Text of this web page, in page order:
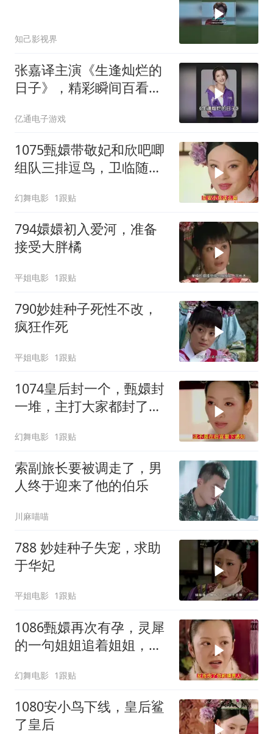
知己影视界
张嘉译主演《生逢灿烂的
日子》，精彩瞬间百看不
亿通电子游戏
1075甄嬛带敬妃和欣吧唧
组队三排逗鸟，卫临随行
幻舞电影 1跟贴
794嬛嬛初入爱河，准备
接受大胖橘
平姐电影 1跟贴
790妙娃种子死性不改，
疯狂作死
平姐电影 1跟贴
1074皇后封一个，甄嬛封
一堆，主打大家都封了等
幻舞电影 1跟贴
索副旅长要被调走了，男
人终于迎来了他的伯乐
川麻喵喵
788 妙娃种子失宠，求助
于华妃
平姐电影 1跟贴
1086甄嬛再次有孕，灵犀
的一句姐姐追着姐姐，让
鲨了皇后
幻舞电影 1跟贴
1080安小鸟下线，皇后鲨
了皇后